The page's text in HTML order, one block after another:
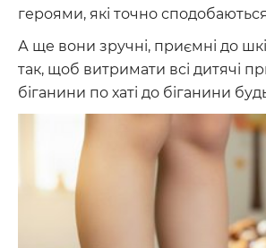
героями, які точно
А ще вони зручні, приємні до
так, щоб витримати всі дитячі
біганини по хаті до біганини